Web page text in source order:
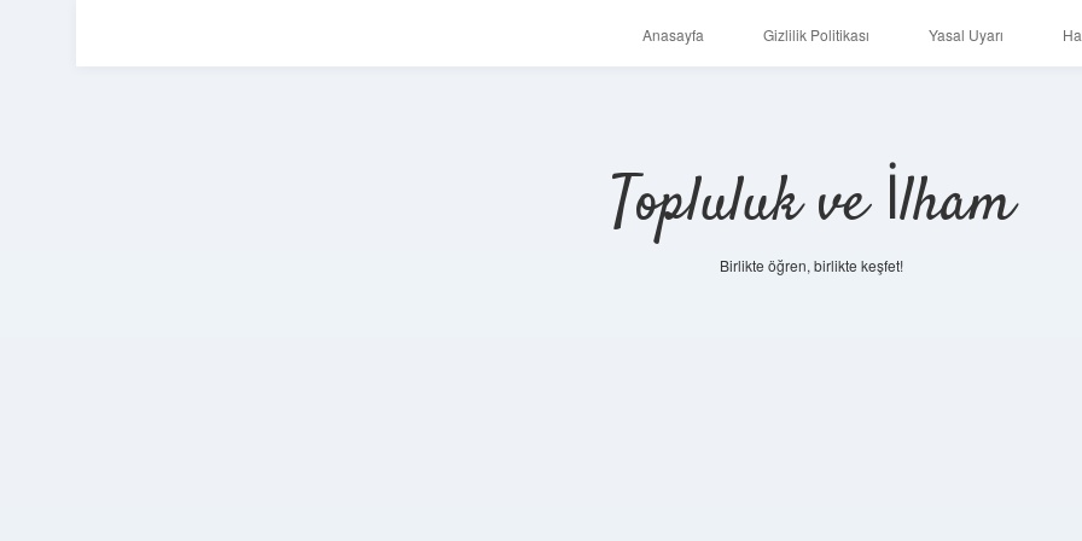
Anasayfa Gizlilik Politikası Yasal Uyarı
Topluluk ve İlham
Birlikte öğren, birlikte keşfet!